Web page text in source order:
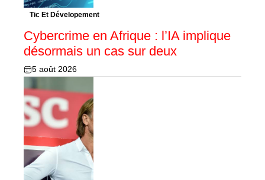
Tic Et Dévelopement
Cybercrime en Afrique : l’IA implique
désormais un cas sur deux
5 août 2026